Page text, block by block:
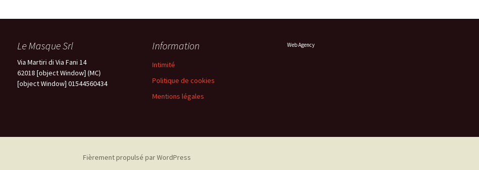
Le Masque Srl
Via Martiri di Via Fani 14
62018 [object Window] (MC)
[object Window] 01544560434
Information
Intimité
Politique de cookies
Mentions légales
Web Agency
Fièrement propulsé par WordPress